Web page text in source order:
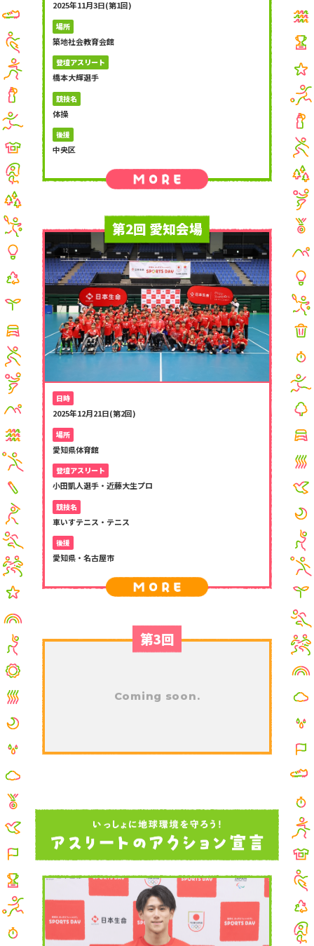
2025年11月3日(第1回)
場所
築地社会教育会館
登壇アスリート
橋本大輝選手
競技名
体操
後援
中央区
第2回 愛知会場
日時
2025年12月21日(第2回)
場所
愛知県体育館
登壇アスリート
小田凱人選手・近藤大生プロ
競技名
車いすテニス・テニス
後援
愛知県・名古屋市
第3回
Coming soon.